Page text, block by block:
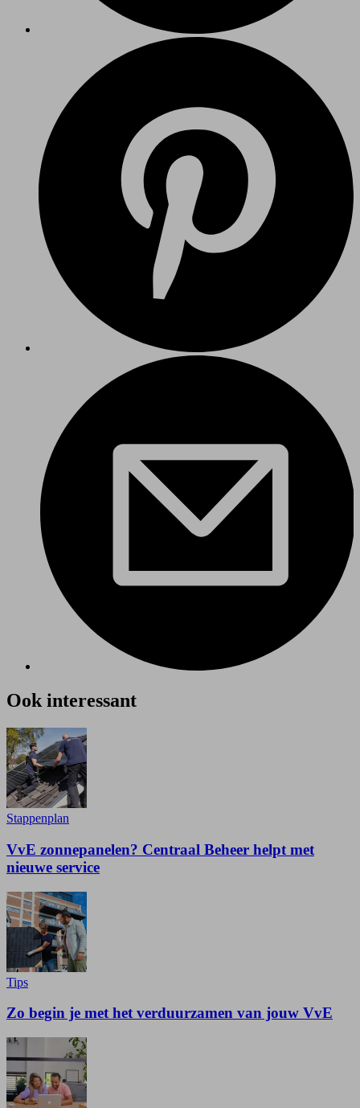
Ook interessant
Stappenplan
VvE zonnepanelen? Centraal Beheer helpt met
nieuwe service
Tips
Zo begin je met het verduurzamen van jouw VvE